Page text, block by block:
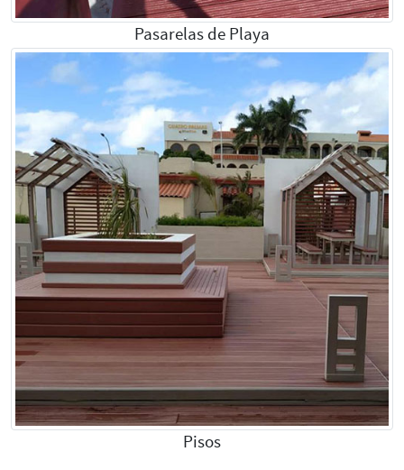
Pasarelas de Playa
Pisos